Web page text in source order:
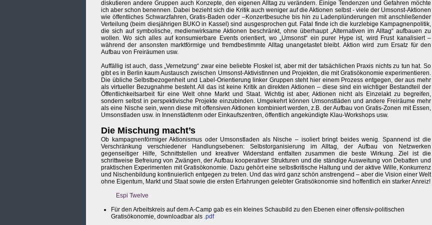
diskutieren andere Gruppen auch Konzepte, den eigenen Alltag zu verändern. Einige Tendenzen und Gefahren möchte
ich aber schon benennen. Dabei bezieht sich die Kritik auch weniger auf die Aktionen selbst - viele der Umsonst-Aktionen
wie öffentliches Schwarzfahren, Gratis-Baden oder –Konzertbesuche bis hin zu Ladenplünderungen mit anschließender
Verteilung (beim diesjährigen BUKO in Kassel) sind ausgesprochen gut. Fatal finde ich die kurzlebige Kampagnenpolitik,
die sich auf symbolische, medienwirksame Aktionen beschränkt, ohne überhaupt „Alternativen im Alltag“ aufbauen zu
wollen. Wo sich alles auf konsumierbare Events orientiert, wo „Umsonst“ ein purer Hype ist, wird Frust kanalisiert –
während der ansonsten marktförmige und fremdbestimmte Alltag unangetastet bleibt. Aktion wird zum Ersatz für den
Aufbau von Freiräumen usw.
Auffällig ist auch, dass „Vernetzung“ zwar eine beliebte Floskel ist, aber mit der tatsächlichen Praxis nichts zu tun hat. So
gibt es in Berlin kaum Austausch zwischen Umsonst-AktivistInnen und Projekten, die mit Gratisökonomie experimentieren.
Die übliche Selbstbezogenheit und Label-Orientierung linker Gruppen steht hier einem Prozess entgegen, der aus mehr
als virtueller Bezugnahme besteht. All das ist keine Kritik an direkten Aktionen – diese sind ein wichtiger Bestandteil der
Öffentlichkeitsarbeit für eine Welt ohne Markt und Staat. Wichtig ist aber, Aktionen nicht als Einzelakt zu begreifen,
sondern selbst in perspektivische Projekte einzubinden. Umgekehrt können Umsonstläden und andere Freiräume mehr
als eine Nische sein, wenn diese mit offensiven Aktionen kombiniert werden, z.B. der Aufbau von Gratis-Zonen mit Essen,
Umsonstladen usw. in Innenstädtenm oder Einkaufszentren, öffentlich angekündigte Klau-Workshops usw.
Die Mischung macht’s
Ob kampagnenförmiger Aktionismus oder Umsonstladen als Nische – isoliert bringt beides wenig. Spannend ist die
Verschränkung verschiedener Handlungsebenen: Selbstorganisierung im Alltag, der Aufbau von Netzwerken
gegenseitiger Hilfe, Schnittstellen und kreativer Widerstand entfalten zusammen die beste Wirkung. Ziel ist die
schrittweise Befreiung von Zwängen, der Aufbau kooperativer Strukturen und die ständige Ausweitung von Debatten und
praktischen Experimenten mit Gratisökonomie. Dazu gehört eine selbstkritische Haltung und der aktive Wille, Konkurrenz
und Nischenbildung kontinuierlich entgegen zu treten. Und das wird ganz schön anstrengend – aber die Vision einer Welt
ohne Eigentum, Markt und Staat sowie die ersten Erfahrungen gelebter Gratisökonomie sind hoffentlich ein starker Anreiz!
Espi Twelve
Für den Arbeitskreis auf dem A-Camp gab es ein kleines Schaubild zu den Ebenen einer offensiv-politischen
Gratisökonomie, downloadbar als .pdf